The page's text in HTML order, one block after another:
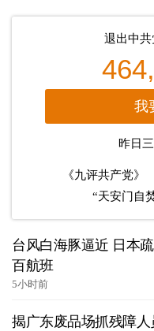
退出中
我
昨日
《九评共产党》
“天安门自
台风白海豚逼近 日本
百航班
5小时前
揭广东废品场抓残障